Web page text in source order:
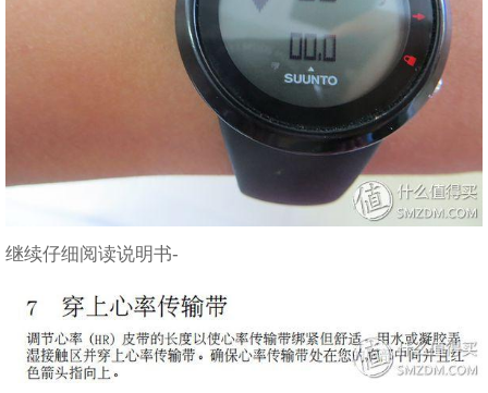
继续仔细阅读说明书-